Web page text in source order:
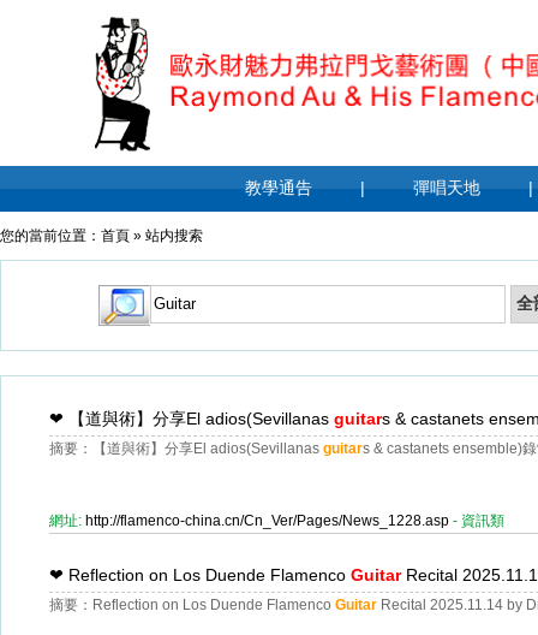
教學通告 | 彈唱天地 |
您的當前位置： 首頁 » 站内搜索
❤ 【道與術】分享El adios(Sevillanas guitars & castanets
摘要：【道與術】分享El adios(Sevillanas guitars & castanets ensemble)
網址: http://flamenco-china.cn/Cn_Ver/Pages/News_1228.asp - 資訊類
❤ Reflection on Los Duende Flamenco GuitarRecital
摘要：Reflection on Los Duende Flamenco Guitar Recital 2025.11.14 by